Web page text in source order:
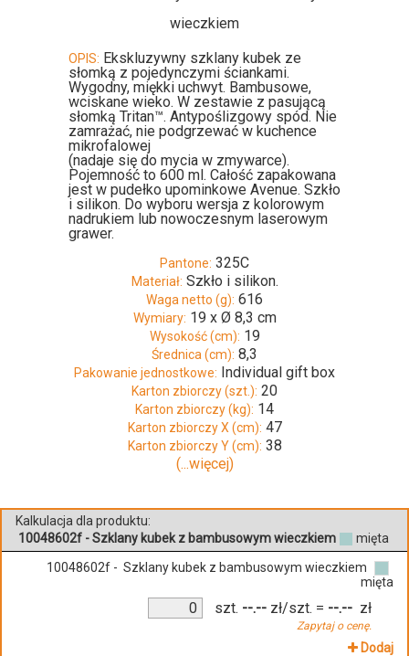
wieczkiem
OPIS: Ekskluzywny szklany kubek ze
słomką z pojedynczymi ściankami.
Wygodny, miękki uchwyt. Bambusowe,
wciskane wieko. W zestawie z pasującą
słomką Tritan™. Antypoślizgowy spód. Nie
zamrażać, nie podgrzewać w kuchence
mikrofalowej
(nadaje się do mycia w zmywarce).
Pojemność to 600 ml. Całość zapakowana
jest w pudełko upominkowe Avenue. Szkło
i silikon. Do wyboru wersja z kolorowym
nadrukiem lub nowoczesnym laserowym
grawer.
Pantone: 325C
Materiał: Szkło i silikon.
Waga netto (g): 616
Wymiary: 19 x Ø 8,3 cm
Wysokość (cm): 19
Średnica (cm): 8,3
Pakowanie jednostkowe: Individual gift box
Karton zbiorczy (szt.): 20
Karton zbiorczy (kg): 14
Karton zbiorczy X (cm): 47
Karton zbiorczy Y (cm): 38
(...więcej)
Kalkulacja dla produktu:
10048602f - Szklany kubek z bambusowym wieczkiem
mięta
10048602f - Szklany kubek z bambusowym wieczkiem
mięta
szt. --.-- zł/szt.
Zapytaj o cenę.
= --.-- zł
Dodaj